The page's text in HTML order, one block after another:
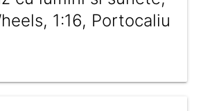
1:16, Portocaliu